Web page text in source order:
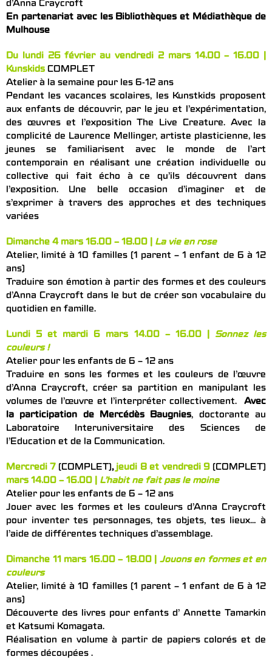
d’Anna Craycroft
En partenariat avec les Bibliothèques et Médiathèque de
Mulhouse
Du lundi 26 février au vendredi 2 mars 14.00 – 16.00 |
Kunskids COMPLET
Atelier à la semaine pour les 6-12 ans
Pendant les vacances scolaires, les Kunstkids proposent
aux enfants de découvrir, par le jeu et l’expérimentation,
des œuvres et l’exposition The Live Creature. Avec la
complicité de Laurence Mellinger, artiste plasticienne, les
jeunes se familiarisent avec le monde de l’art
contemporain en réalisant une création individuelle ou
collective qui fait écho à ce qu’ils découvrent dans
l’exposition. Une belle occasion d’imaginer et de
s’exprimer à travers des approches et des techniques
variées
Dimanche 4 mars 16.00 – 18.00 | La vie en rose
Atelier, limité à 10 familles (1 parent – 1 enfant de 6 à 12
ans)
Traduire son émotion à partir des formes et des couleurs
d’Anna Craycroft dans le but de créer son vocabulaire du
quotidien en famille.
Lundi 5 et mardi 6 mars 14.00 – 16.00 | Sonnez les
couleurs !
Atelier pour les enfants de 6 – 12 ans
Traduire en sons les formes et les couleurs de l’œuvre
d’Anna Craycroft, créer sa partition en manipulant les
volumes de l’œuvre et l’interpréter collectivement. Avec
la participation de Mercédès Baugnies, doctorante au
Laboratoire Interuniversitaire des Sciences de
l’Education et de la Communication.
Mercredi 7 (COMPLET),jeudi 8 et vendredi 9 (COMPLET)
mars 14.00 – 16.00 | L’habit ne fait pas le moine
Atelier pour les enfants de 6 – 12 ans
Jouer avec les formes et les couleurs d’Anna Craycroft
pour inventer tes personnages, tes objets, tes lieux… à
l’aide de différentes techniques d’assemblage.
Dimanche 11 mars 16.00 – 18.00 | Jouons en formes et en
couleurs
Atelier, limité à 10 familles (1 parent – 1 enfant de 6 à 12
ans)
Découverte des livres pour enfants d’ Annette Tamarkin
et Katsumi Komagata.
Réalisation en volume à partir de papiers colorés et de
formes découpées .